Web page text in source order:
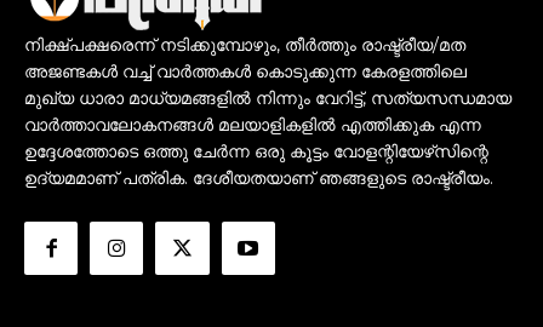
നിക്ഷ്പക്ഷരെന്ന് നടിക്കുമ്പോഴും, തീർത്തും രാഷ്ട്രീയ/മത
അജണ്ടകൾ വച്ച് വാർത്തകൾ കൊടുക്കുന്ന കേരളത്തിലെ
മുഖ്യ ധാരാ മാധ്യമങ്ങളിൽ നിന്നും വേറിട്ട്, സത്യസന്ധമായ
വാർത്താവലോകനങ്ങൾ മലയാളികളിൽ എത്തിക്കുക എന്ന
ഉദ്ദേശത്തോടെ ഒത്തു ചേർന്ന ഒരു കൂട്ടം വോളന്റിയേഴ്‌സിന്റെ
ഉദ്യമമാണ് പത്രിക. ദേശീയതയാണ് ഞങ്ങളുടെ രാഷ്ട്രീയം.